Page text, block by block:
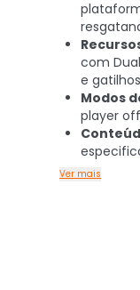
com
e
Modos
player
Ver mais